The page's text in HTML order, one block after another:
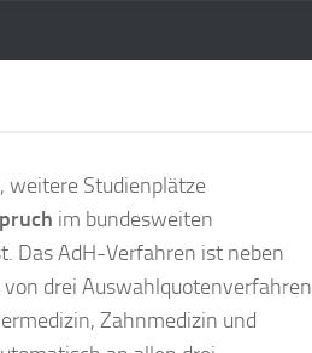
weitere Studienplätze
im bundesweiten
Das AdH-Verfahren ist neben
drei Auswahlquotenverfahren
Zahnmedizin und